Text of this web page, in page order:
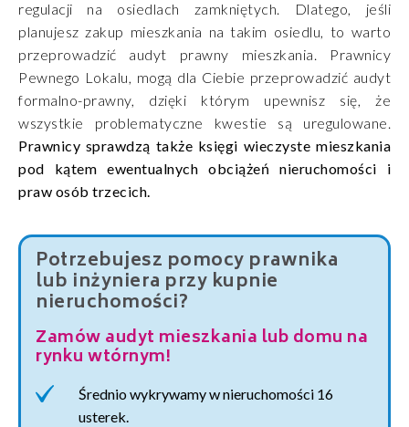
regulacji na osiedlach zamkniętych. Dlatego, jeśli
planujesz zakup mieszkania na takim osiedlu, to warto
przeprowadzić audyt prawny mieszkania. Prawnicy
Pewnego Lokalu, mogą dla Ciebie przeprowadzić audyt
formalno-prawny, dzięki którym upewnisz się, że
wszystkie problematyczne kwestie są uregulowane.
Prawnicy sprawdzą także księgi wieczyste mieszkania
pod kątem ewentualnych obciążeń nieruchomości i
praw osób trzecich.
Potrzebujesz pomocy prawnika
lub inżyniera przy kupnie
nieruchomości?
Zamów audyt mieszkania lub domu na
rynku wtórnym!
Średnio wykrywamy w nieruchomości 16
usterek.